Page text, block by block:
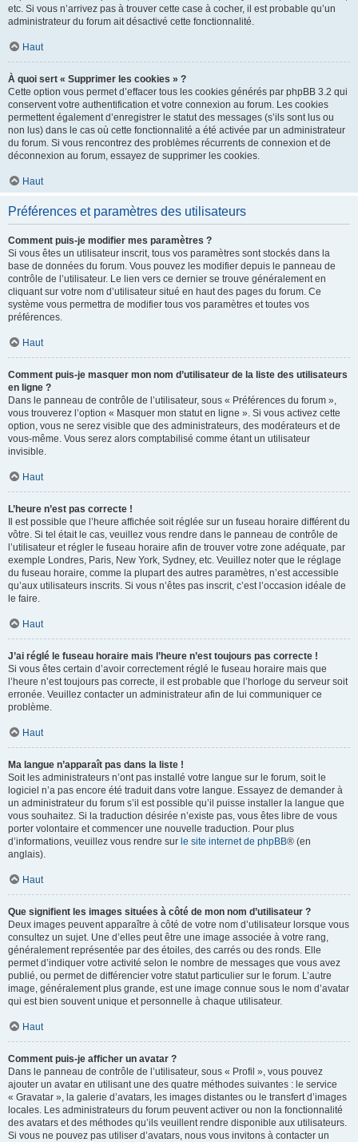
etc. Si vous n’arrivez pas à trouver cette case à cocher, il est probable qu’un
administrateur du forum ait désactivé cette fonctionnalité.
Haut
À quoi sert « Supprimer les cookies » ?
Cette option vous permet d’effacer tous les cookies générés par phpBB 3.2 qui
conservent votre authentification et votre connexion au forum. Les cookies
permettent également d’enregistrer le statut des messages (s’ils sont lus ou
non lus) dans le cas où cette fonctionnalité a été activée par un administrateur
du forum. Si vous rencontrez des problèmes récurrents de connexion et de
déconnexion au forum, essayez de supprimer les cookies.
Haut
Préférences et paramètres des utilisateurs
Comment puis-je modifier mes paramètres ?
Si vous êtes un utilisateur inscrit, tous vos paramètres sont stockés dans la
base de données du forum. Vous pouvez les modifier depuis le panneau de
contrôle de l’utilisateur. Le lien vers ce dernier se trouve généralement en
cliquant sur votre nom d’utilisateur situé en haut des pages du forum. Ce
système vous permettra de modifier tous vos paramètres et toutes vos
préférences.
Haut
Comment puis-je masquer mon nom d’utilisateur de la liste des utilisateurs
en ligne ?
Dans le panneau de contrôle de l’utilisateur, sous « Préférences du forum »,
vous trouverez l’option « Masquer mon statut en ligne ». Si vous activez cette
option, vous ne serez visible que des administrateurs, des modérateurs et de
vous-même. Vous serez alors comptabilisé comme étant un utilisateur
invisible.
Haut
L’heure n’est pas correcte !
Il est possible que l’heure affichée soit réglée sur un fuseau horaire différent du
vôtre. Si tel était le cas, veuillez vous rendre dans le panneau de contrôle de
l’utilisateur et régler le fuseau horaire afin de trouver votre zone adéquate, par
exemple Londres, Paris, New York, Sydney, etc. Veuillez noter que le réglage
du fuseau horaire, comme la plupart des autres paramètres, n’est accessible
qu’aux utilisateurs inscrits. Si vous n’êtes pas inscrit, c’est l’occasion idéale de
le faire.
Haut
J’ai réglé le fuseau horaire mais l’heure n’est toujours pas correcte !
Si vous êtes certain d’avoir correctement réglé le fuseau horaire mais que
l’heure n’est toujours pas correcte, il est probable que l’horloge du serveur soit
erronée. Veuillez contacter un administrateur afin de lui communiquer ce
problème.
Haut
Ma langue n’apparaît pas dans la liste !
Soit les administrateurs n’ont pas installé votre langue sur le forum, soit le
logiciel n’a pas encore été traduit dans votre langue. Essayez de demander à
un administrateur du forum s’il est possible qu’il puisse installer la langue que
vous souhaitez. Si la traduction désirée n’existe pas, vous êtes libre de vous
porter volontaire et commencer une nouvelle traduction. Pour plus
d’informations, veuillez vous rendre sur le site internet de phpBB® (en
anglais).
Haut
Que signifient les images situées à côté de mon nom d’utilisateur ?
Deux images peuvent apparaître à côté de votre nom d’utilisateur lorsque vous
consultez un sujet. Une d’elles peut être une image associée à votre rang,
généralement représentée par des étoiles, des carrés ou des ronds. Elle
permet d’indiquer votre activité selon le nombre de messages que vous avez
publié, ou permet de différencier votre statut particulier sur le forum. L’autre
image, généralement plus grande, est une image connue sous le nom d’avatar
qui est bien souvent unique et personnelle à chaque utilisateur.
Haut
Comment puis-je afficher un avatar ?
Dans le panneau de contrôle de l’utilisateur, sous « Profil », vous pouvez
ajouter un avatar en utilisant une des quatre méthodes suivantes : le service
« Gravatar », la galerie d’avatars, les images distantes ou le transfert d’images
locales. Les administrateurs du forum peuvent activer ou non la fonctionnalité
des avatars et des méthodes qu’ils veuillent rendre disponible aux utilisateurs.
Si vous ne pouvez pas utiliser d’avatars, nous vous invitons à contacter un